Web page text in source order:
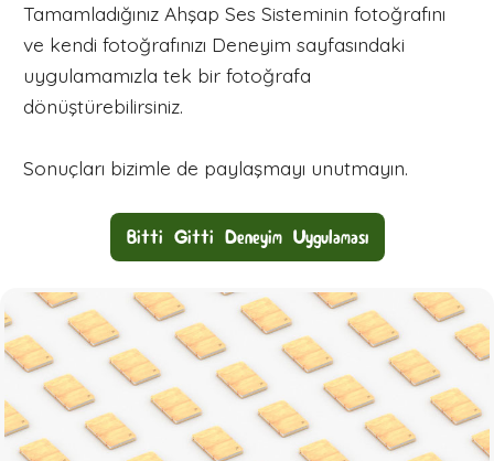
Tamamladığınız Ahşap Ses Sisteminin fotoğrafını
ve kendi fotoğrafınızı Deneyim sayfasındaki
uygulamamızla tek bir fotoğrafa
dönüştürebilirsiniz.
Sonuçları bizimle de paylaşmayı unutmayın.
Bitti Gitti Deneyim Uygulaması